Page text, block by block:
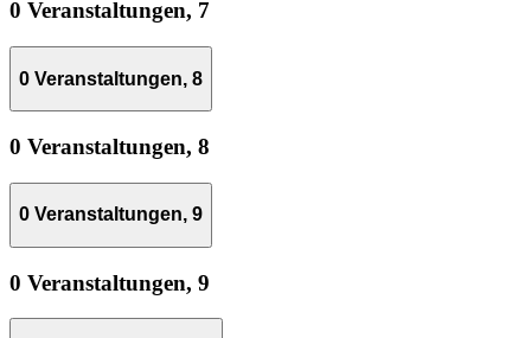
0 Veranstaltungen, 7
0 Veranstaltungen, 8
0 Veranstaltungen, 8
0 Veranstaltungen, 9
0 Veranstaltungen, 9